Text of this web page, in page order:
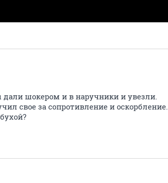
дали шокером и в наручники и увезли.
свое за сопротивление и оскорбление.